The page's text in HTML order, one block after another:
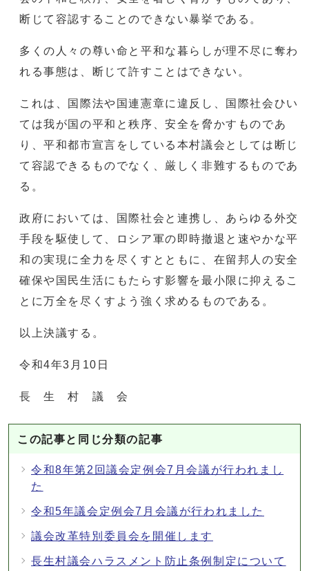
断じて容認することのできない暴挙である。
多くの人々の尊い命と平和な暮らしが理不尽に奪わ
れる事態は、断じて許すことはできない。
これは、国際法や国連憲章に違反し、国際社会ひい
ては我が国の平和と秩序、安全を脅かすものであ
り、平和都市宣言をしている本村議会としては断じ
て容認できるものでなく、厳しく非難するものであ
る。
政府においては、国際社会と連携し、あらゆる外交
手段を駆使して、ロシア軍の即時撤退と速やかな平
和の実現に全力を尽くすとともに、在留邦人の安全
確保や国民生活にもたらす影響を最小限に抑えるこ
とに万全を尽くすよう強く求めるものである。
以上決議する。
令和4年3月10日
長 生 村 議 会
この記事と同じ分類の記事
令和8年第2回議会定例会7月会議が行われまし
た
令和5年議会定例会7月会議が行われました
議会改革特別委員会を開催します
長生村議会ハラスメント防止条例制定について